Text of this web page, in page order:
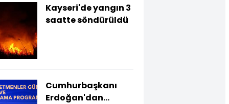
Kayseri'de yangın 3
saatte söndürüldü
Cumhurbaşkanı
Erdoğan'dan